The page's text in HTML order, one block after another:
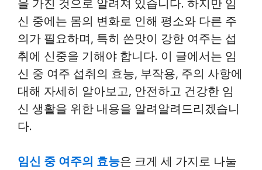
을 가진 것으로 알려져 있습니다. 하지만 임
신 중에는 몸의 변화로 인해 평소와 다른 주
의가 필요하며, 특히 쓴맛이 강한 여주는 섭
취에 신중을 기해야 합니다. 이 글에서는 임
신 중 여주 섭취의 효능, 부작용, 주의 사항에
대해 자세히 알아보고, 안전하고 건강한 임
신 생활을 위한 내용을 알려알려드리겠습니
다.
임신 중 여주의 효능은 크게 세 가지로 나눌